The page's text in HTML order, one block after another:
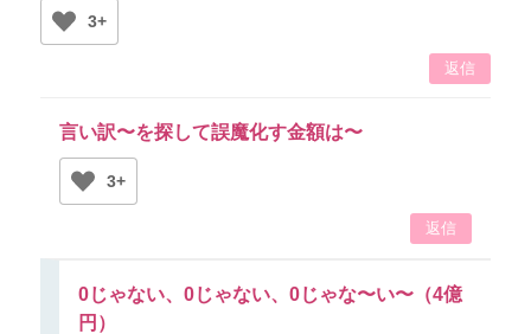
3+
返信
言い訳〜を探して誤魔化す金額は〜
3+
返信
0じゃない、0じゃない、0じゃな〜い〜（4億
円）